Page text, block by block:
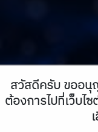
สวัสดีครับ ขออนุ
ต้องการไปที่เว็บไ